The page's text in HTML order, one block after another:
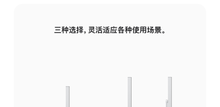
三种选择，灵活适应各种使用场景。